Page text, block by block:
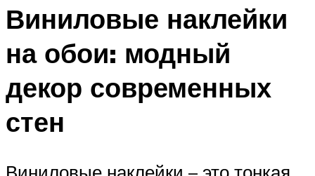
Виниловые наклейки
на обои: модный
декор современных
стен